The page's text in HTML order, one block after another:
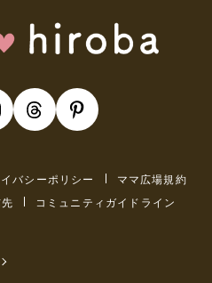
バシーポリシー
ママ広場規約
コミュニティガイドライン